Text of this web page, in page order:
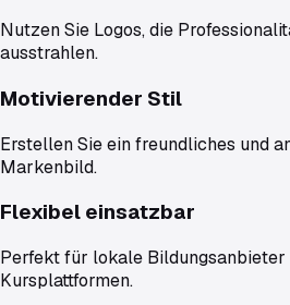
Nutzen Sie Logos, die
ausstrahlen.
Motivierender Stil
Erstellen Sie ein freundliches und
Markenbild.
Flexibel einsatzbar
Perfekt für lokale Bildungsanbieter
Kursplattformen.